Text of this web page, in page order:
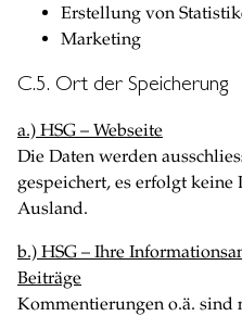
Erstellung von
Marketing
C.5. Ort der Speicherung
a.) HSG – Webseite
Die Daten werden
gespeichert, es erfolgt
Ausland.
b.) HSG – Ihre
Beiträge
Kommentierungen o.ä. sind